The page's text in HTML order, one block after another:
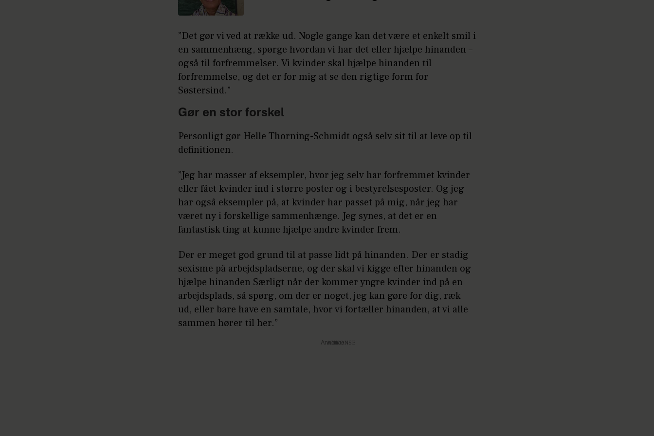
”Det gør vi ved at række ud. Nogle gange kan det være et enkelt smil i
en sammenhæng, spørge hvordan vi har det eller hjælpe hinanden –
også til forfremmelser. Vi kvinder skal hjælpe hinanden til
forfremmelse, og det er for mig at se den rigtige form for
Søstersind.”
Gør en stor forskel
Personligt gør Helle Thorning-Schmidt også selv sit til at leve op til
definitionen.
”Jeg har masser af eksempler, hvor jeg selv har forfremmet kvinder
eller fået kvinder ind i større poster og i bestyrelsesposter. Og jeg
har også eksempler på, at kvinder har passet på mig, når jeg har
været ny i forskellige sammenhænge. Jeg synes, at det er en
fantastisk ting at kunne hjælpe andre kvinder frem.
Der er meget god grund til at passe lidt på hinanden. Der er stadig
sexisme på arbejdspladserne, og der skal vi kigge efter hinanden og
hjælpe hinanden Særligt når der kommer yngre kvinder ind på en
arbejdsplads, så spørg, om der er noget, jeg kan gøre for dig, ræk
ud, eller bare have en samtale, hvor vi fortæller hinanden, at vi alle
sammen hører til her.”
Annonce